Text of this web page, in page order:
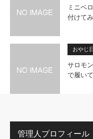
ミニベ
付けて
おやじ
サロモ
で履い
管理人プロフィール